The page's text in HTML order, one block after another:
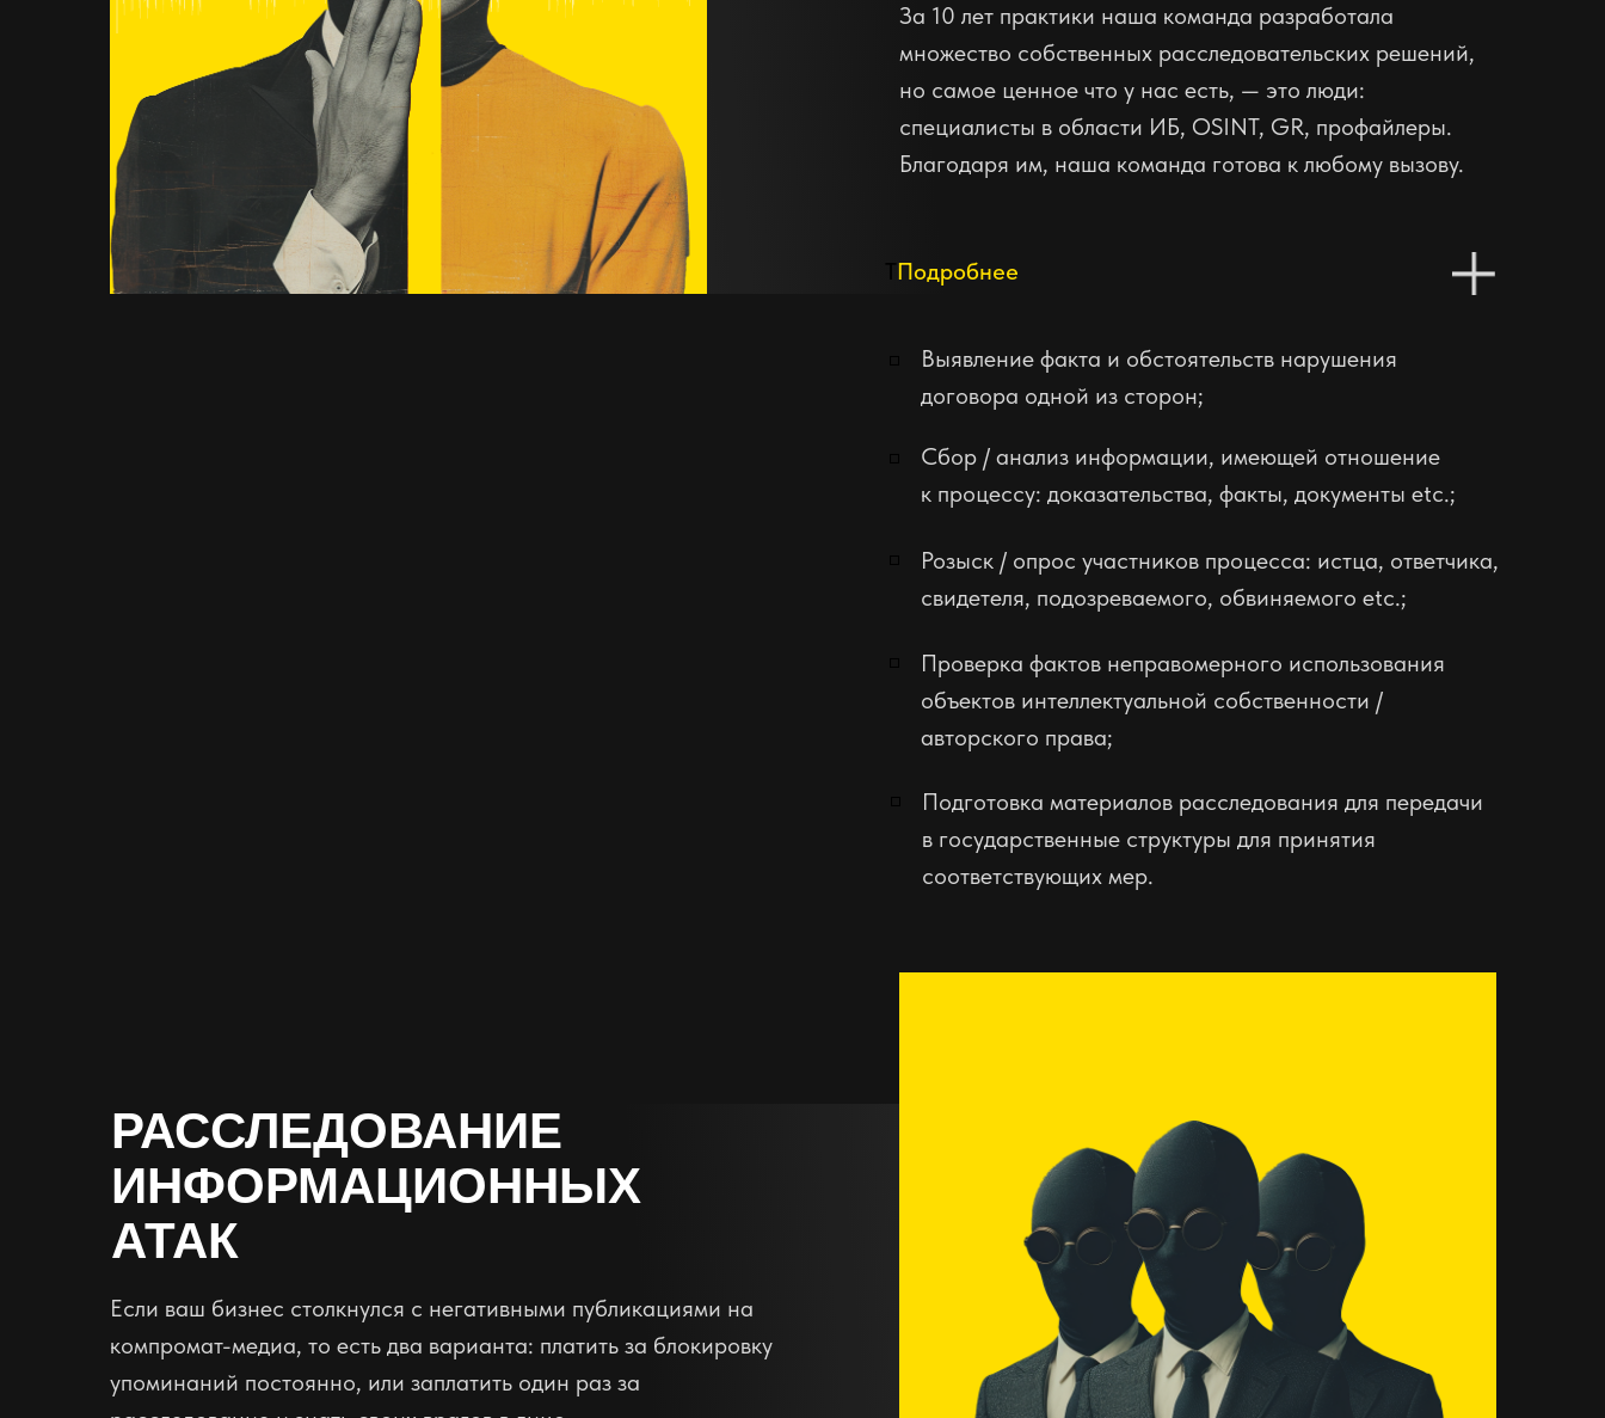
За 10 лет практики наша команда разработала
множество собственных расследовательских решений,
но самое ценное что у нас есть, — это люди:
специалисты в области ИБ, OSINT, GR, профайлеры.
Благодаря им, наша команда готова к любому вызову.
T Подробнее
Выявление факта и обстоятельств нарушения
договора одной из сторон;
Сбор / анализ информации, имеющей отношение
к процессу: доказательства, факты, документы etc.;
Розыск / опрос участников процесса: истца, ответчика,
свидетеля, подозреваемого, обвиняемого etc.;
Проверка фактов неправомерного использования
объектов интеллектуальной собственности /
авторского права;
Подготовка материалов расследования для передачи
в государственные структуры для принятия
соответствующих мер.
РАССЛЕДОВАНИЕ
ИНФОРМАЦИОННЫХ
АТАК
Если ваш бизнес столкнулся с негативными публикациями на
компромат-медиа, то есть два варианта: платить за блокировку
упоминаний постоянно, или заплатить один раз за